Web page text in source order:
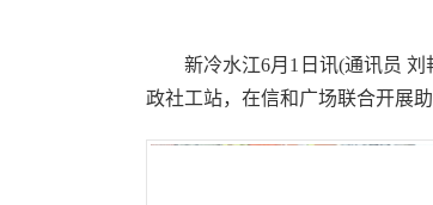
新冷水江6月1日讯(通讯员
政社工站，在信和广场联合开展